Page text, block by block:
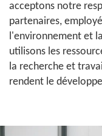
acceptons notre
partenaires,
l'environnement et
utilisons les
la recherche et
rendent le